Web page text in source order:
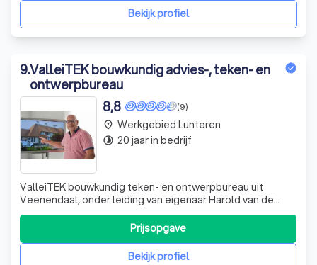
werken van schets tot eindrBekijk profiel
9.ValleiTEK bouwkundig advies-, teken- en
ontwerpbureau
(9)
8,8
ValleiTEK bouwkundig teken- en ontwerpbureau uit
Veenendaal, onder leiding van eigenaar Harold van de
Kraats, is in 2005 opgericht. Wij zijn een innovatief
bouwkundig teken- en ontwerpbureau dat zich richt op
het realiseren van duurzame en toekomstgerichte
bouwprojecten in de regio maar ook daarbuit
Bekijk profiel
Prijsopgave
place Werkgebied Lunteren
timelapse 20 jaar in bedrijf